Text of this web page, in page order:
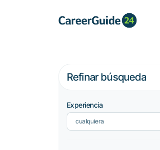
Refinar búsqueda
Experiencia
cualquiera